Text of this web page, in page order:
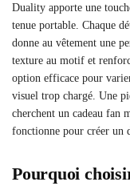
Duality apporte une
tenue portable. Chaque
donne au vêtement une
texture au motif et
option efficace pour
visuel trop chargé. Une
cherchent un cadeau fan
fonctionne pour créer un
Pourquoi